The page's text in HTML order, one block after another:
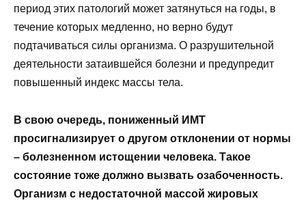
период этих патологий может затянуться на годы, в
течение которых медленно, но верно будут
подтачиваться силы организма. О разрушительной
деятельности затаившейся болезни и предупредит
повышенный индекс массы тела.
В свою очередь, пониженный ИМТ
просигнализирует о другом отклонении от нормы
– болезненном истощении человека. Такое
состояние тоже должно вызвать озабоченность.
Организм с недостаточной массой жировых